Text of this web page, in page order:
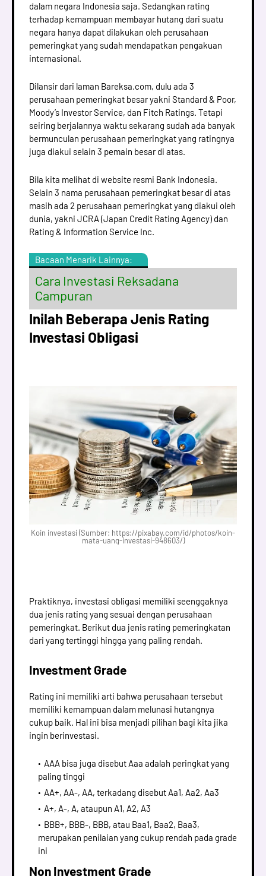
dalam negara Indonesia saja. Sedangkan rating
terhadap kemampuan membayar hutang dari suatu
negara hanya dapat dilakukan oleh perusahaan
pemeringkat yang sudah mendapatkan pengakuan
internasional.
Dilansir dari laman Bareksa.com, dulu ada 3
perusahaan pemeringkat besar yakni Standard & Poor,
Moody’s Investor Service, dan Fitch Ratings. Tetapi
seiring berjalannya waktu sekarang sudah ada banyak
bermunculan perusahaan pemeringkat yang ratingnya
juga diakui selain 3 pemain besar di atas.
Bila kita melihat di website resmi Bank Indonesia.
Selain 3 nama perusahaan pemeringkat besar di atas
masih ada 2 perusahaan pemeringkat yang diakui oleh
dunia, yakni JCRA (Japan Credit Rating Agency) dan
Rating & Information Service Inc.
Bacaan Menarik Lainnya:
Cara Investasi Reksadana
Campuran
Inilah Beberapa Jenis Rating
Investasi Obligasi
Koin investasi (Sumber: https://pixabay.com/id/photos/koin-
mata-uang-investasi-948603/)
Praktiknya, investasi obligasi memiliki seenggaknya
dua jenis rating yang sesuai dengan perusahaan
pemeringkat. Berikut dua jenis rating pemeringkatan
dari yang tertinggi hingga yang paling rendah.
Investment Grade
Rating ini memiliki arti bahwa perusahaan tersebut
memiliki kemampuan dalam melunasi hutangnya
cukup baik. Hal ini bisa menjadi pilihan bagi kita jika
ingin berinvestasi.
AAA bisa juga disebut Aaa adalah peringkat yang
paling tinggi
AA+, AA-, AA, terkadang disebut Aa1, Aa2, Aa3
A+, A-, A, ataupun A1, A2, A3
BBB+, BBB-, BBB, atau Baa1, Baa2, Baa3,
merupakan penilaian yang cukup rendah pada grade
ini
Non Investment Grade